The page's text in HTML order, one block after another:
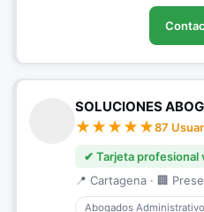
SOLUCIONES
87
✔ Tarjeta profesional
📍 Cartagena · 🏢
Abogados